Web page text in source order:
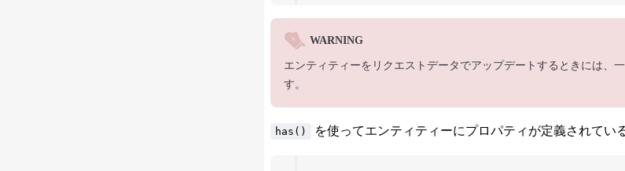
WARNING
エンティティーをリクエストデータでアップデートするときには、
す。
has() を使ってエンティティーにプロパティが定義されてい